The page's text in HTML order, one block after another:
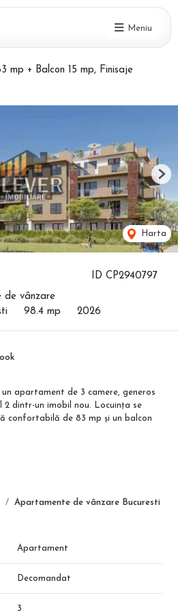
Meniu
mp + Balcon 15 mp, Finisaje
ID CP2940797
de vânzare
98.4 mp 2026
Harta
Apartamente de vânzare Bucuresti
apartament de 3 camere, generos
dintr-un imobil nou. Locuința se
confortabilă de 83 mp și un balcon
la doar câțiva pași de stația de
Metro), unități de învățământ și
Apartament
Decomandat
3